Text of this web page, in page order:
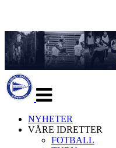
navigasjon
NYHETER
VÅRE IDRETTER
FOTBALL